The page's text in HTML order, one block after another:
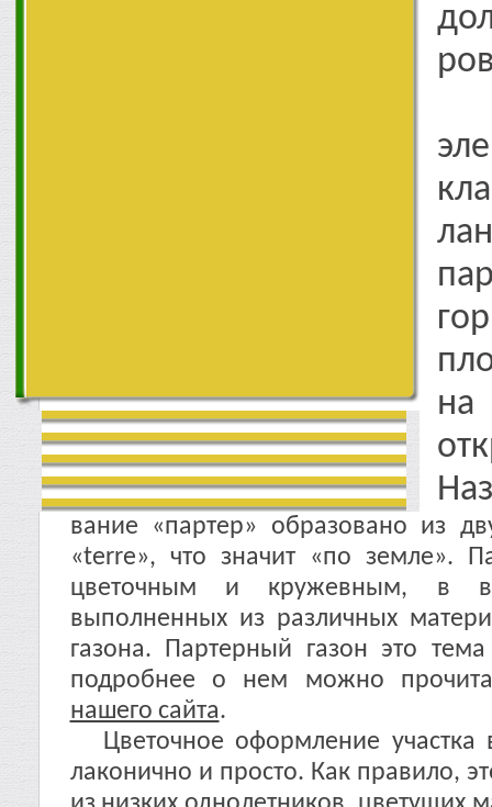
вание «партер» образовано из
«terre», что значит «по земле».
цветочным и кружевным, в
выполненных из различных
газона. Партерный газон это
подробнее о нем можно
нашего сайта.
Цветочное оформление участка
лаконично и просто. Как правило,